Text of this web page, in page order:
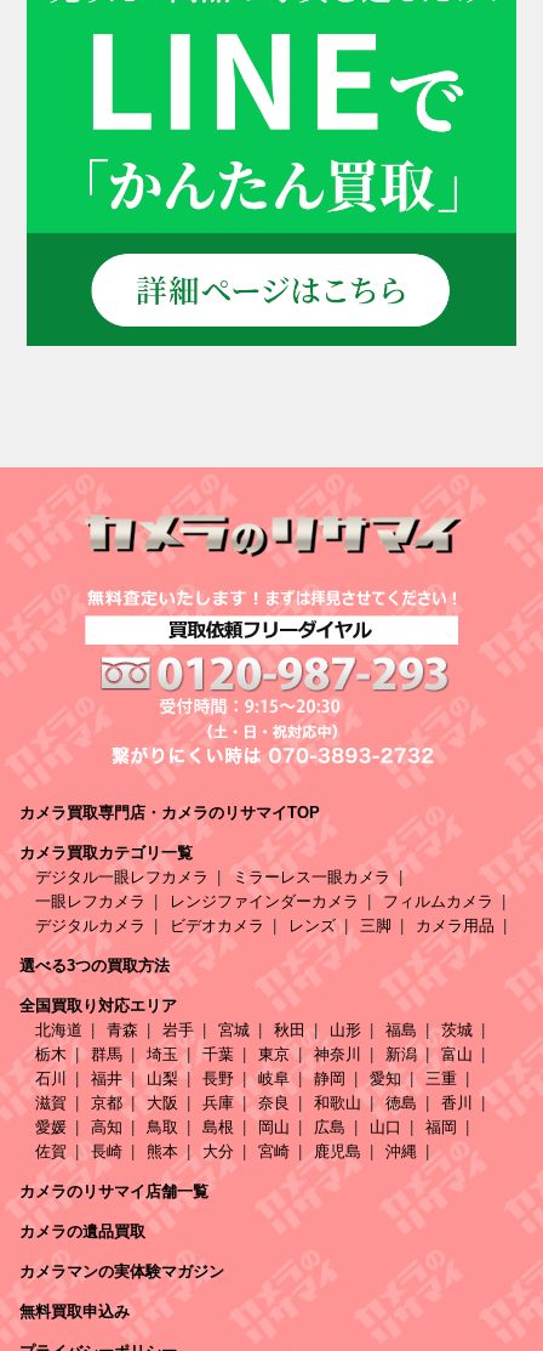
カメラ買取専門店・カメラのリサマイTOP
カメラ買取カテゴリ一覧
デジタル一眼レフカメラ
ミラーレス一眼カメラ
一眼レフカメラ
レンジファインダーカメラ
フィルムカメラ
デジタルカメラ
ビデオカメラ レンズ 三脚 カメラ用品
選べる3つの買取方法
全国買取り対応エリア
北海道
青森 岩手 宮城 秋田 山形 福島
茨城
栃木
群馬 埼玉 千葉 東京 神奈川 新潟
富山
石川
福井 山梨 長野 岐阜 静岡 愛知
三重
滋賀
京都 大阪 兵庫 奈良 和歌山 徳島
香川
愛媛
高知 鳥取 島根 岡山 広島 山口
福岡
佐賀
長崎 熊本 大分 宮崎 鹿児島 沖縄
カメラのリサマイ店舗一覧
カメラの遺品買取
カメラマンの実体験マガジン
無料買取申込み